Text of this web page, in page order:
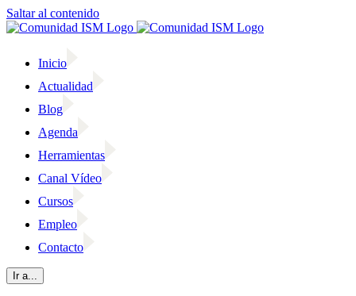
Saltar al contenido
Inicio
Actualidad
Blog
Agenda
Herramientas
Canal Vídeo
Cursos
Empleo
Contacto
Ir a...